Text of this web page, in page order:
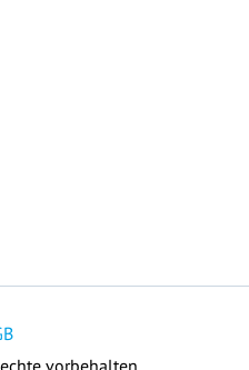
vorbehalten.